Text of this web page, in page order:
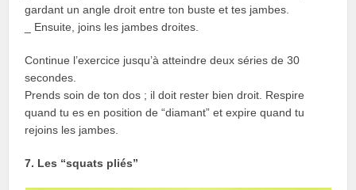
gardant un angle droit entre ton buste et tes jambes.
_ Ensuite, joins les jambes droites.
Continue l’exercice jusqu’à atteindre deux séries de 30
secondes.
Prends soin de ton dos ; il doit rester bien droit. Respire
quand tu es en position de “diamant” et expire quand tu
rejoins les jambes.
7. Les “squats pliés”